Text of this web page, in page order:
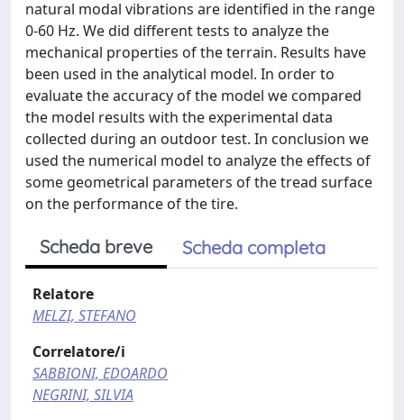
natural modal vibrations are identified in the range
0-60 Hz. We did different tests to analyze the
mechanical properties of the terrain. Results have
been used in the analytical model. In order to
evaluate the accuracy of the model we compared
the model results with the experimental data
collected during an outdoor test. In conclusion we
used the numerical model to analyze the effects of
some geometrical parameters of the tread surface
on the performance of the tire.
Scheda breve Scheda completa
Relatore
MELZI, STEFANO
Correlatore/i
SABBIONI, EDOARDO
NEGRINI, SILVIA